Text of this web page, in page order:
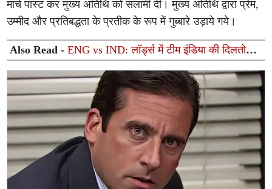
मार्च पास्ट कर मुख्य अतिथि को सलामी दी। मुख्य अतिथि द्वारा प्रेम,
उम्मीद और प्रतिबद्धता के प्रतीक के रूप में गुब्बारे उड़ाये गये।
Also Read -ENG vs IND: लॉर्ड्स में टीम इंडिया की दिलतोड़
हार, इंग्लैंड ने 2-1 से कब्जाई वनडे सीरीज